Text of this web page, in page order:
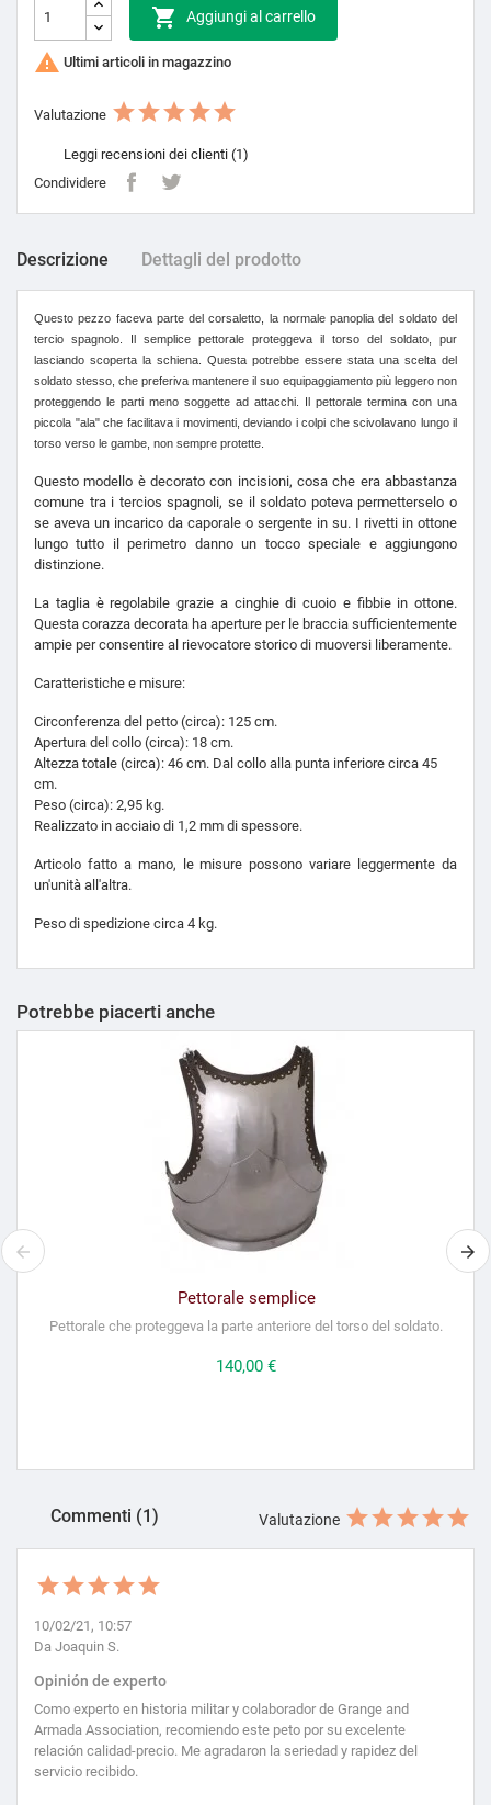
 Aggiungi al carrello
 Ultimi articoli in magazzino
Valutazione
Leggi recensioni dei clienti (1)
Condividere
Descrizione Dettagli del prodotto
Questo pezzo faceva parte del corsaletto, la normale panoplia del soldato del
tercio spagnolo. Il semplice pettorale proteggeva il torso del soldato, pur
lasciando scoperta la schiena. Questa potrebbe essere stata una scelta del
soldato stesso, che preferiva mantenere il suo equipaggiamento più leggero non
proteggendo le parti meno soggette ad attacchi. Il pettorale termina con una
piccola "ala" che facilitava i movimenti, deviando i colpi che scivolavano lungo il
torso verso le gambe, non sempre protette.
Questo modello è decorato con incisioni, cosa che era abbastanza
comune tra i tercios spagnoli, se il soldato poteva permetterselo o
se aveva un incarico da caporale o sergente in su. I rivetti in ottone
lungo tutto il perimetro danno un tocco speciale e aggiungono
distinzione.
La taglia è regolabile grazie a cinghie di cuoio e fibbie in ottone.
Questa corazza decorata ha aperture per le braccia sufficientemente
ampie per consentire al rievocatore storico di muoversi liberamente.
Caratteristiche e misure:
Circonferenza del petto (circa): 125 cm.
Apertura del collo (circa): 18 cm.
Altezza totale (circa): 46 cm. Dal collo alla punta inferiore circa 45
cm.
Peso (circa): 2,95 kg.
Realizzato in acciaio di 1,2 mm di spessore.
Articolo fatto a mano, le misure possono variare leggermente da
un'unità all'altra.
Peso di spedizione circa 4 kg.
Potrebbe piacerti anche
Pettorale semplice
Pettorale che proteggeva la parte anteriore del torso del soldato.
Prezzo
140,00 €
Commenti (1) Valutazione
10/02/21, 10:57
Da Joaquin S.
Opinión de experto
Como experto en historia militar y colaborador de Grange and
Armada Association, recomiendo este peto por su excelente
relación calidad-precio. Me agradaron la seriedad y rapidez del
servicio recibido.